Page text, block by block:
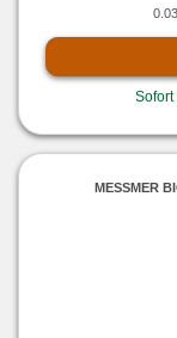
Sofort
MESSMER